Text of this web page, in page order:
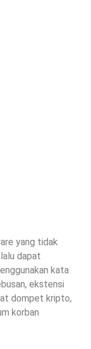
yang tidak
dapat
kata
ekstensi
dompet kripto,
korban